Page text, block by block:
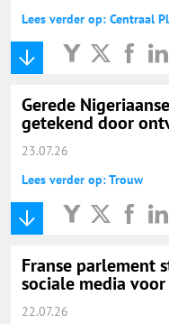
Lees verder op: Centraal
Gerede
getekend door
23.07.26
Lees verder op: Trouw
Franse parlement
sociale media
22.07.26